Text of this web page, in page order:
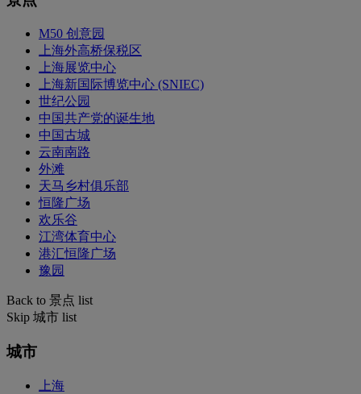
M50 创意园
上海外高桥保税区
上海展览中心
上海新国际博览中心 (SNIEC)
世纪公园
中国共产党的诞生地
中国古城
云南南路
外滩
天马乡村俱乐部
恒隆广场
欢乐谷
江湾体育中心
港汇恒隆广场
豫园
Back to 景点 list
Skip 城市 list
城市
上海